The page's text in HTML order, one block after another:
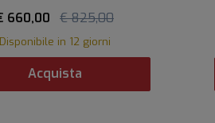
660,00
€ 825,00
in 12 giorni
Acquista